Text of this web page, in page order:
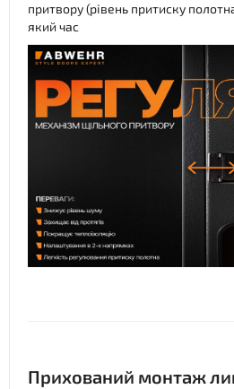
притвору (рівень притиску
який час
Прихований монтаж